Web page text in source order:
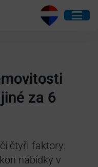
za 6
čtyři faktory:
nabídky v